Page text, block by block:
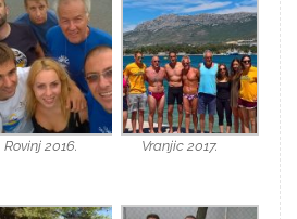
Rovinj 2016. Vranjic 2017.